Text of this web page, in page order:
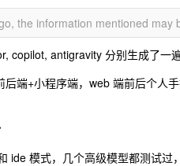
the information mentioned may
copilot, antigravity 分别生成了一遍
端+小程序端，web 端前后个人
ide 模式，几个高级模型都测试